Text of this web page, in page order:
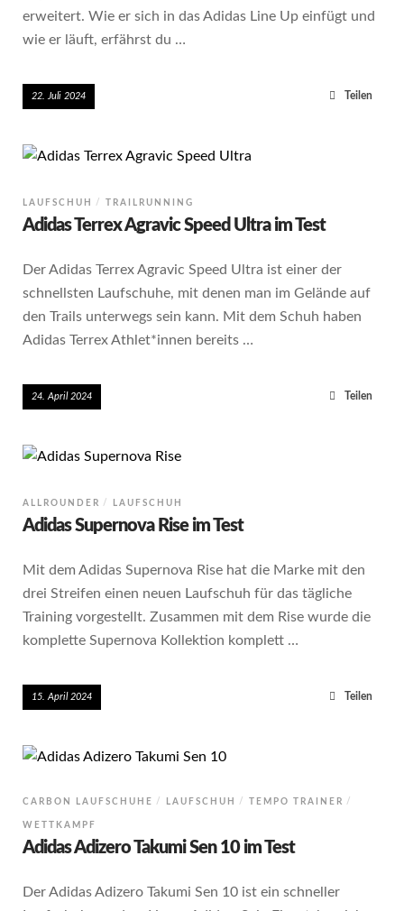
erweitert. Wie er sich in das Adidas Line Up einfügt und
wie er läuft, erfährst du …
22. Juli 2024 Teilen
LAUFSCHUH TRAILRUNNING
Adidas Terrex Agravic Speed Ultra im Test
Der Adidas Terrex Agravic Speed Ultra ist einer der
schnellsten Laufschuhe, mit denen man im Gelände auf
den Trails unterwegs sein kann. Mit dem Schuh haben
Adidas Terrex Athlet*innen bereits …
24. April 2024 Teilen
ALLROUNDER LAUFSCHUH
Adidas Supernova Rise im Test
Mit dem Adidas Supernova Rise hat die Marke mit den
drei Streifen einen neuen Laufschuh für das tägliche
Training vorgestellt. Zusammen mit dem Rise wurde die
komplette Supernova Kollektion komplett …
15. April 2024 Teilen
CARBON LAUFSCHUHE LAUFSCHUH TEMPO TRAINER
WETTKAMPF
Adidas Adizero Takumi Sen 10 im Test
Der Adidas Adizero Takumi Sen 10 ist ein schneller